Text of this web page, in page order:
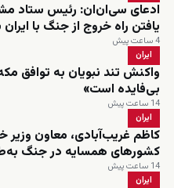
ادعای سی‌ان‌ان: رئیس ستاد
یافتن راه خروج از جنگ با
4 ساعت پیش
ایران
واکنش تند نبویان به توافق
بی‌فایده است»
14 ساعت پیش
ایران
کاظم غریب‌آبادی، معاون
کشورهای همسایه در جنگ
14 ساعت پیش
ایران